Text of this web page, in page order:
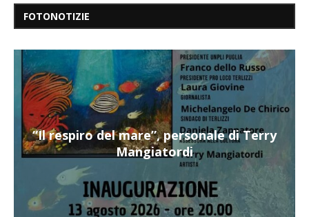
FOTONOTIZIE
“Il respiro del mare”, personale di Terry
Mangiatordi